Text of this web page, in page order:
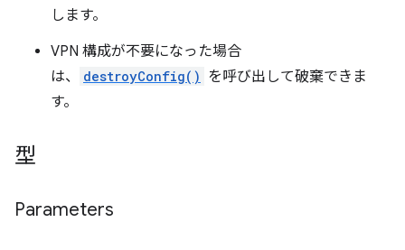
します。
VPN 構成が不要になった場合
は、
destroyConfig() を呼び出して破棄できま
す。
型
Parameters